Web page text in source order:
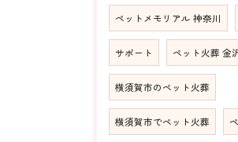
ペットメモリアル 神奈川
サポート ペット火葬 金
横須賀市のペット火葬
横須賀市でペット火葬